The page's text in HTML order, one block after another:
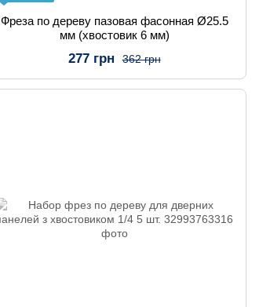
Фреза по дереву пазовая фасонная Ø25.5
мм (хвостовик 6 мм)
362 грн
277 грн